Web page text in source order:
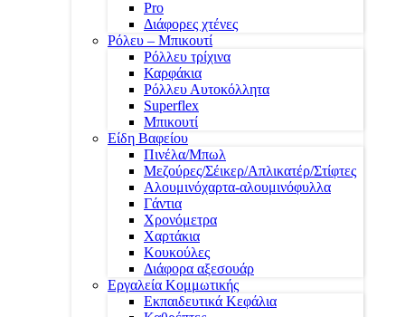
Pro
Διάφορες χτένες
Ρόλευ – Μπικουτί
Ρόλλευ τρίχινα
Καρφάκια
Ρόλλευ Αυτοκόλλητα
Superflex
Μπικουτί
Είδη Βαφείου
Πινέλα/Μπωλ
Μεζούρες/Σέικερ/Απλικατέρ/Στίφτες
Αλουμινόχαρτα-αλουμινόφυλλα
Γάντια
Χρονόμετρα
Χαρτάκια
Κουκούλες
Διάφορα αξεσουάρ
Εργαλεία Κομμωτικής
Εκπαιδευτικά Κεφάλια